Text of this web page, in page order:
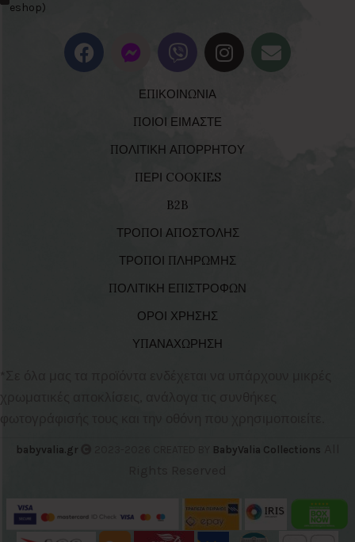
eshop)
ΕΠΙΚΟΙΝΩΝΙΑ
ΠΟΙΟΙ ΕΙΜΑΣΤΕ
ΠΟΛΙΤΙΚΗ ΑΠΟΡΡΗΤΟΥ
ΠΕΡΙ COOKIES
B2B
ΤΡΟΠΟΙ ΑΠΟΣΤΟΛΗΣ
ΤΡΟΠΟΙ ΠΛΗΡΩΜΗΣ
ΠΟΛΙΤΙΚΗ ΕΠΙΣΤΡΟΦΩΝ
ΟΡΟΙ ΧΡΗΣΗΣ
ΥΠΑΝΑΧΩΡΗΣΗ
χρωματικές αποκλίσεις, ανάλογα τις συνθήκες
φωτογράφισής τους και την οθόνη που χρησιμοποιείτε.
babyvalia.gr BabyValia Collections